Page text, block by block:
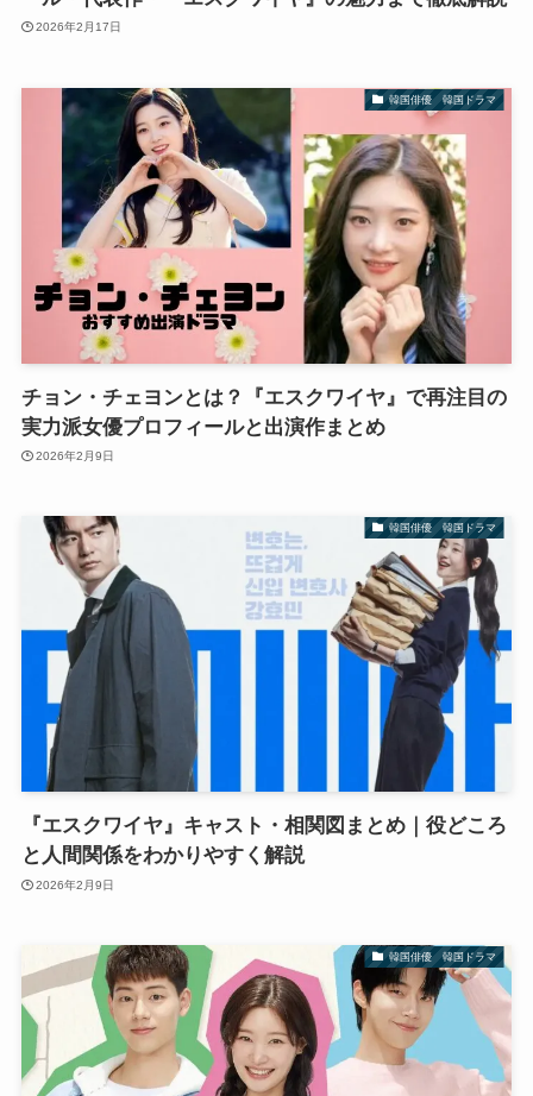
2026年2月17日
韓国俳優 韓国ドラマ
チョン・チェヨンとは？『エスクワイヤ』で再注目の
実力派女優プロフィールと出演作まとめ
2026年2月9日
韓国俳優 韓国ドラマ
『エスクワイヤ』キャスト・相関図まとめ｜役どころ
と人間関係をわかりやすく解説
2026年2月9日
韓国俳優 韓国ドラマ